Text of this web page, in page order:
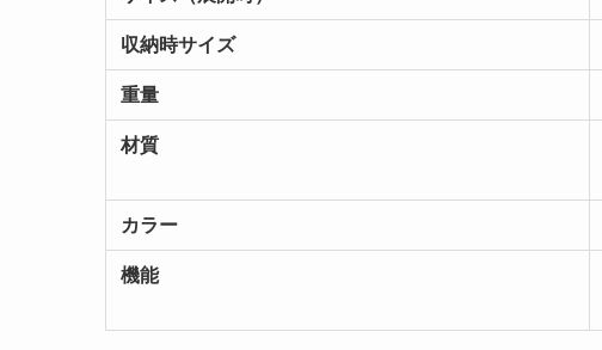
収納時サイズ
重量
材質
カラー
機能